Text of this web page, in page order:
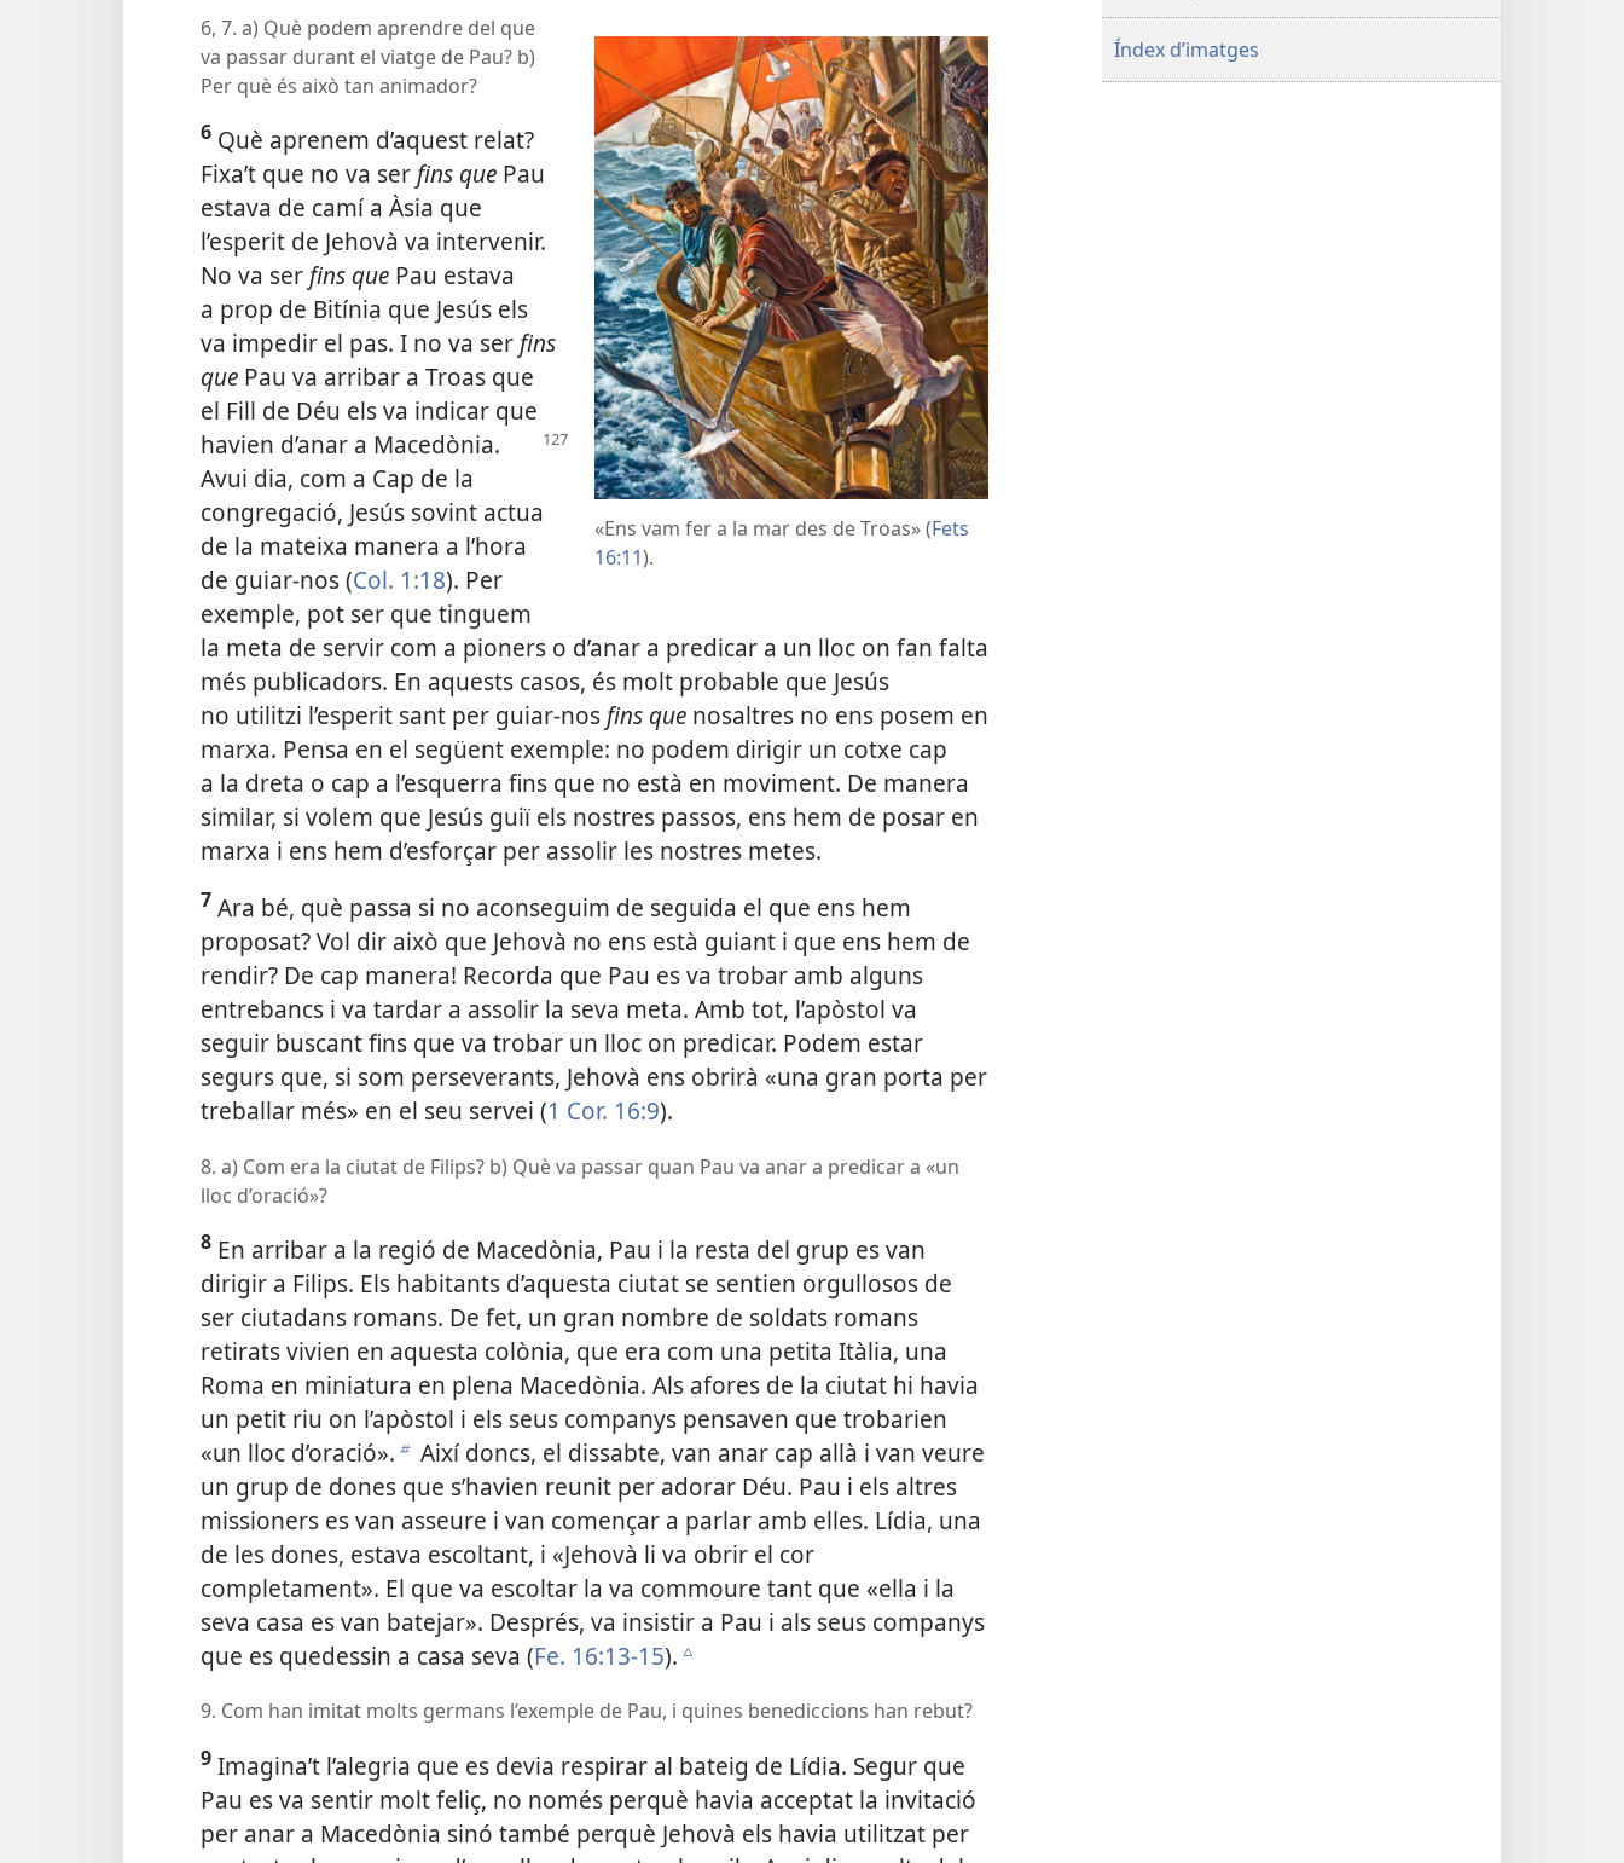
«Ens vam fer a la mar des de Troas» (Fets
16:11).
6, 7. a) Què podem aprendre del que
va passar durant el viatge de Pau? b)
Per què és això tan animador?
6 Què aprenem d’aquest relat?
Fixa’t que no va ser fins que Pau
estava de camí a Àsia que
l’esperit de Jehovà va intervenir.
No va ser fins que Pau estava
a prop de Bitínia que Jesús els
va impedir el pas. I no va ser fins
que Pau va arribar a Troas que
el Fill de Déu els va indicar que
havien d’anar a Macedònia.
Avui dia, com a Cap de la
congregació, Jesús sovint actua
de la mateixa manera a l’hora
de guiar-nos (Col. 1:18). Per
exemple, pot ser que tinguem
la meta de servir com a pioners o d’anar a predicar a un lloc on fan falta
més publicadors. En aquests casos, és molt probable que Jesús
no utilitzi l’esperit sant per guiar-nos fins que nosaltres no ens posem en
marxa. Pensa en el següent exemple: no podem dirigir un cotxe cap
a la dreta o cap a l’esquerra fins que no està en moviment. De manera
similar, si volem que Jesús guiï els nostres passos, ens hem de posar en
marxa i ens hem d’esforçar per assolir les nostres metes.
7 Ara bé, què passa si no aconseguim de seguida el que ens hem
proposat? Vol dir això que Jehovà no ens està guiant i que ens hem de
rendir? De cap manera! Recorda que Pau es va trobar amb alguns
entrebancs i va tardar a assolir la seva meta. Amb tot, l’apòstol va
seguir buscant fins que va trobar un lloc on predicar. Podem estar
segurs que, si som perseverants, Jehovà ens obrirà «una gran porta per
treballar més» en el seu servei (1 Cor. 16:9).
8. a) Com era la ciutat de Filips? b) Què va passar quan Pau va anar a predicar a «un
lloc d’oració»?
8 En arribar a la regió de Macedònia, Pau i la resta del grup es van
dirigir a Filips. Els habitants d’aquesta ciutat se sentien orgullosos de
ser ciutadans romans. De fet, un gran nombre de soldats romans
retirats vivien en aquesta colònia, que era com una petita Itàlia, una
Roma en miniatura en plena Macedònia. Als afores de la ciutat hi havia
un petit riu on l’apòstol i els seus companys pensaven que trobarien
«un lloc d’oració». b Així doncs, el dissabte, van anar cap allà i van veure
un grup de dones que s’havien reunit per adorar Déu. Pau i els altres
missioners es van asseure i van començar a parlar amb elles. Lídia, una
de les dones, estava escoltant, i «Jehovà li va obrir el cor
completament». El que va escoltar la va commoure tant que «ella i la
seva casa es van batejar». Després, va insistir a Pau i als seus companys
que es quedessin a casa seva (Fe. 16:13-15). c
9. Com han imitat molts germans l’exemple de Pau, i quines benediccions han rebut?
9 Imagina’t l’alegria que es devia respirar al bateig de Lídia. Segur que
Pau es va sentir molt feliç, no només perquè havia acceptat la invitació
per anar a Macedònia sinó també perquè Jehovà els havia utilitzat per
Índex d’imatges